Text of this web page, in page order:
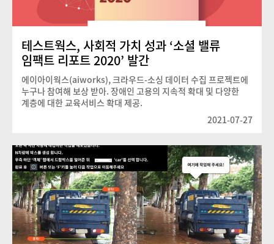
테스트웍스, 사회적 가치 성과 ‘소셜 밸류
임팩트 리포트 2020’ 발간
에이아이웍스(aiworks), 크라우드-소싱 데이터 수집 프로젝트에
누구나 참여해 보상 받아. 장애인 고용의 지속적 확대 및 다양한
계층에 대한 교육서비스 확대 제공.
2021-07-27